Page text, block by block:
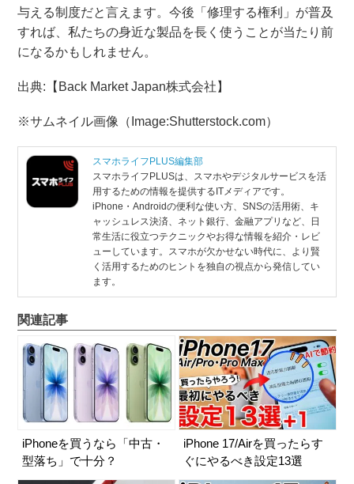
与える制度だと言えます。今後「修理する権利」が普及
すれば、私たちの身近な製品を長く使うことが当たり前
になるかもしれません。
出典:【Back Market Japan株式会社】
※サムネイル画像（Image:Shutterstock.com）
スマホライフPLUS編集部
スマホライフPLUSは、スマホやデジタルサービスを活
用するための情報を提供するITメディアです。
iPhone・Androidの便利な使い方、SNSの活用術、キ
ャッシュレス決済、ネット銀行、金融アプリなど、日
常生活に役立つテクニックやお得な情報を紹介・レビ
ューしています。スマホが欠かせない時代に、より賢
く活用するためのヒントを独自の視点から発信してい
ます。
関連記事
iPhoneを買うなら「中古・
型落ち」で十分？
iPhone 17/Airを買ったらす
ぐにやるべき設定13選